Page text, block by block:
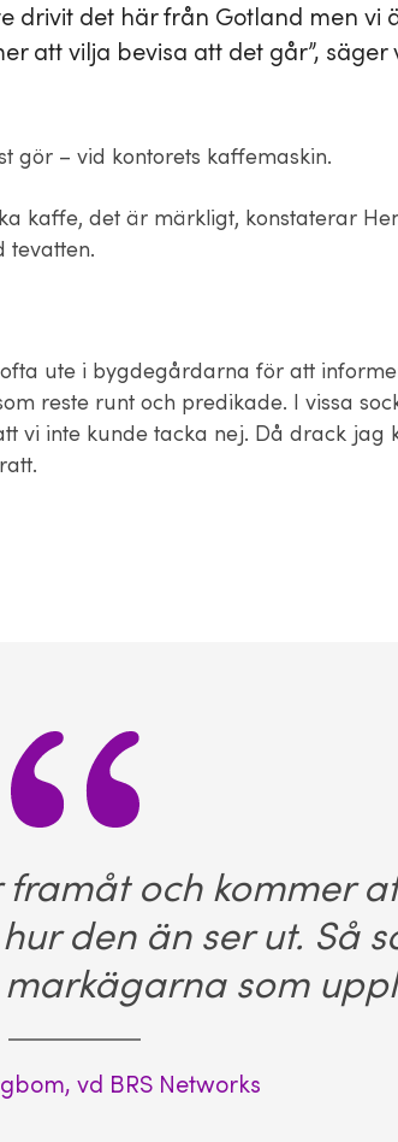
drivit det här från Gotland men vi
att vilja bevisa att det går”, säger
gör – vid kontorets kaffemaskin.
kaffe, det är märkligt, konstaterar
tevatten.
ute i bygdegårdarna för att
reste runt och predikade. I vissa
vi inte kunde tacka nej. Då drack jag
och kommer
den än ser ut. Så
som
vd BRS Networks